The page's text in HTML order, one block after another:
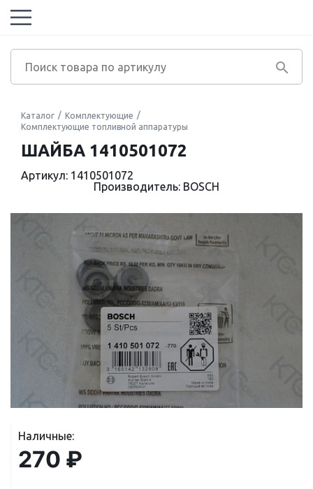
Каталог
Комплектующие
Комплектующие топливной аппаратуры
ШАЙБА 1410501072
Артикул: 1410501072
Производитель: BOSCH
Наличные:
270 ₽